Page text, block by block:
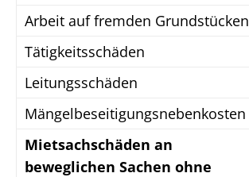
Arbeit auf fremden Grundstücken
Tätigkeitsschäden
Leitungsschäden
Mängelbeseitigungsnebenkosten
Mietsachschäden an
beweglichen Sachen ohne